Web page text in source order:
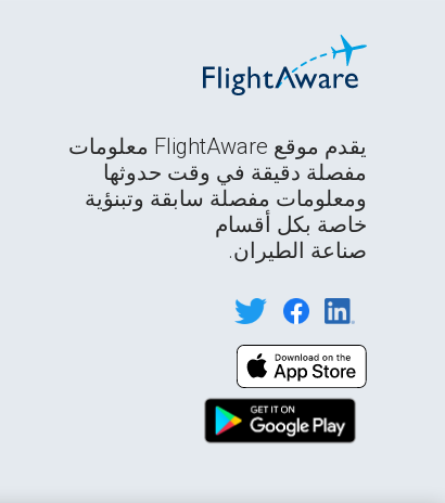
يقدم موقع FlightAware معلومات
مفصلة دقيقة في وقت حدوثها
ومعلومات مفصلة سابقة وتبنؤية
خاصة بكل أقسام
صناعة الطيران.